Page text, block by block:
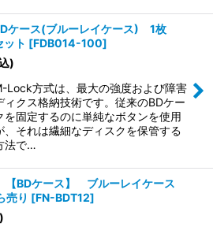
ケース(ブルーレイケース) 1枚
ト [FDB014-100]
)
Lock方式は、最大の強度および障害
ィクス格納技術です。従来のBDケー
を固定するのに単純なボタンを使用
、それは繊細なディスクを保管する
法で…
【BDケース】 ブルーレイケース
り [FN-BDT12]